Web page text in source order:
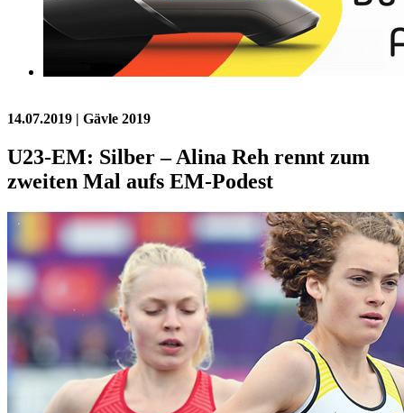
14.07.2019 | Gävle 2019
U23-EM: Silber – Alina Reh rennt zum
zweiten Mal aufs EM-Podest